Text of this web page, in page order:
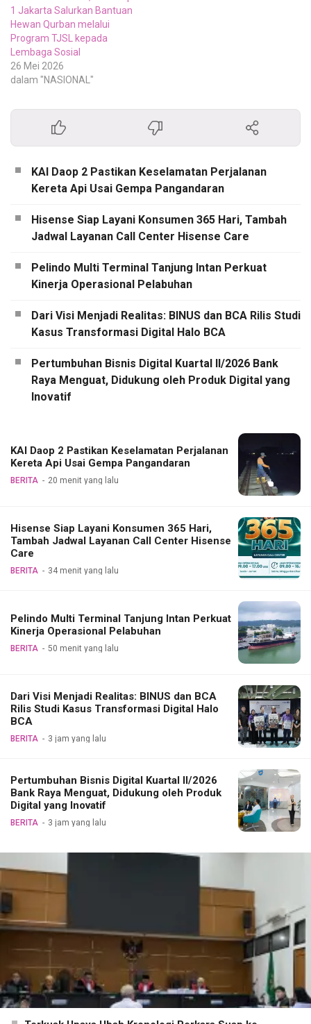
1 Jakarta Salurkan Bantuan
Hewan Qurban melalui
Program TJSL kepada
Lembaga Sosial
26 Mei 2026
dalam "NASIONAL"
KAI Daop 2 Pastikan Keselamatan Perjalanan
Kereta Api Usai Gempa Pangandaran
Hisense Siap Layani Konsumen 365 Hari, Tambah
Jadwal Layanan Call Center Hisense Care
Pelindo Multi Terminal Tanjung Intan Perkuat
Kinerja Operasional Pelabuhan
Dari Visi Menjadi Realitas: BINUS dan BCA Rilis Studi
Kasus Transformasi Digital Halo BCA
Pertumbuhan Bisnis Digital Kuartal II/2026 Bank
Raya Menguat, Didukung oleh Produk Digital yang
Inovatif
KAI Daop 2 Pastikan Keselamatan Perjalanan
Kereta Api Usai Gempa Pangandaran
BERITA 20 menit yang lalu
Hisense Siap Layani Konsumen 365 Hari,
Tambah Jadwal Layanan Call Center Hisense
Care
BERITA 34 menit yang lalu
Pelindo Multi Terminal Tanjung Intan Perkuat
Kinerja Operasional Pelabuhan
BERITA 50 menit yang lalu
Dari Visi Menjadi Realitas: BINUS dan BCA
Rilis Studi Kasus Transformasi Digital Halo
BCA
BERITA 3 jam yang lalu
Pertumbuhan Bisnis Digital Kuartal II/2026
Bank Raya Menguat, Didukung oleh Produk
Digital yang Inovatif
BERITA 3 jam yang lalu